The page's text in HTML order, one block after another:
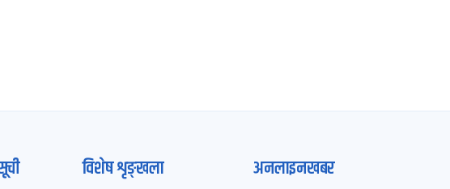
विशेष शृङ्खला अनलाइनखबर